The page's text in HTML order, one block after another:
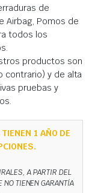
de
Airbag, Pomos de
todos los
productos son
contrario) y de alta
pruebas y
1 AÑO DE
A PARTIR DEL
NO TIENEN GARANTÍA